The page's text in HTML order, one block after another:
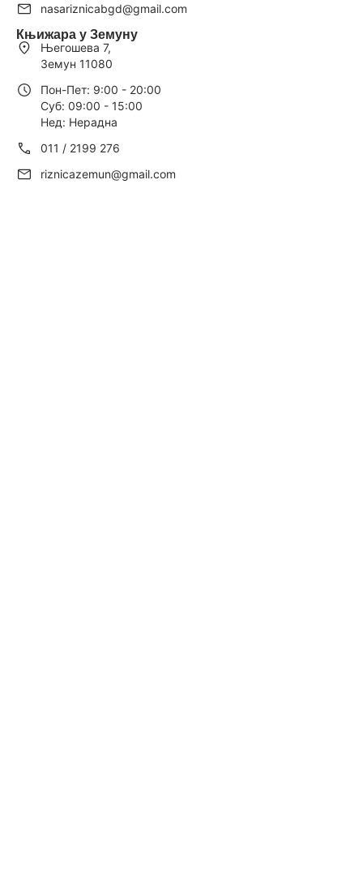
nasariznicabgd@gmail.com
Књижара у Земуну
Његошева 7,
Земун 11080
Пон-Пет: 9:00 - 20:00
Суб: 09:00 - 15:00
Нед: Нерадна
011 / 2199 276
riznicazemun@gmail.com